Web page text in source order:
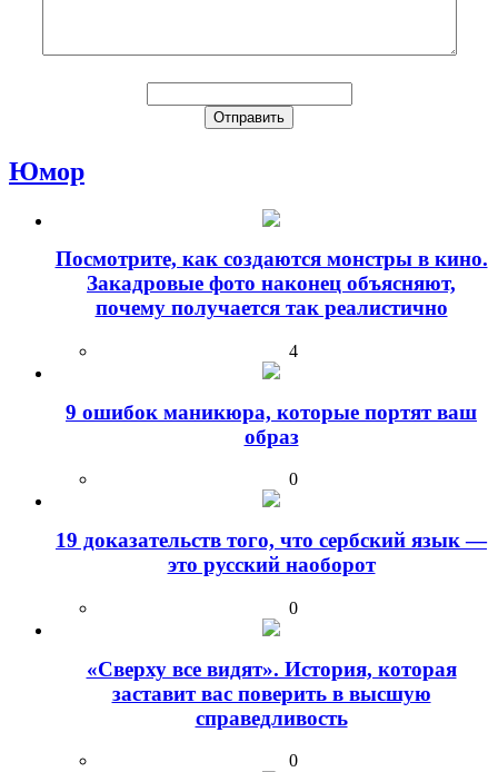
Юмор
Посмотрите, как создаются монстры в кино.
Закадровые фото наконец объясняют,
почему получается так реалистично
4
9 ошибок маникюра, которые портят ваш
образ
0
19 доказательств того, что сербский язык —
это русский наоборот
0
«Сверху все видят». История, которая
заставит вас поверить в высшую
справедливость
0